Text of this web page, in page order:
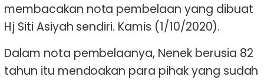
membacakan nota pembelaan yang dibuat
Hj Siti Asiyah sendiri. Kamis (1/10/2020).
Dalam nota pembelaanya, Nenek berusia 82
tahun itu mendoakan para pihak yang sudah